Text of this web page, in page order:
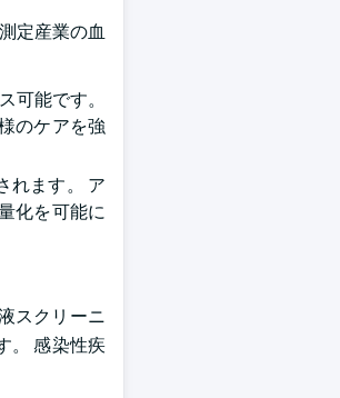
定産業の血
可能です。
のケアを強
れます。 ア
化を可能に
スクリーニ
。 感染性疾